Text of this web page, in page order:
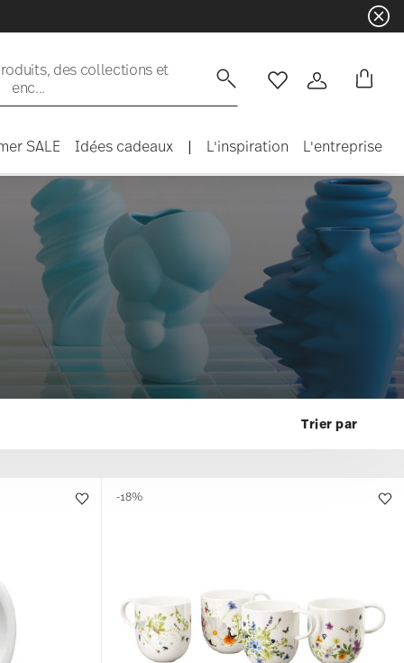
☀️ Summer SALE sur
des collections et
enc...
Liste de souhaits
Connexion
SALE Idées cadeaux | L'inspiration L'entreprise
-18%